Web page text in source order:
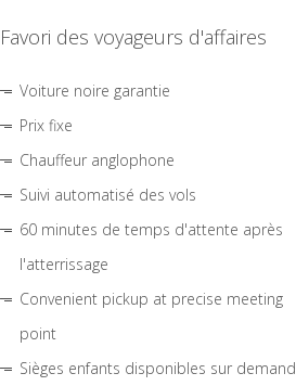
Favori des voyageurs d'affaires
Voiture noire garantie
Prix fixe
Chauffeur anglophone
Suivi automatisé des vols
60 minutes de temps d'attente après
l'atterrissage
Convenient pickup at precise meeting
point
Sièges enfants disponibles sur